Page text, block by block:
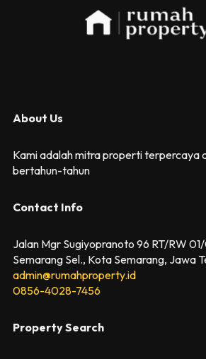
About Us
Kami adalah mitra properti terpercaya
bertahun-tahun
Contact Info
Jalan Mgr Sugiyopranoto 96 RT/RW
Semarang Sel., Kota Semarang, Jawa
admin@rumahproperty.id
0856-4028-7456
Property Search